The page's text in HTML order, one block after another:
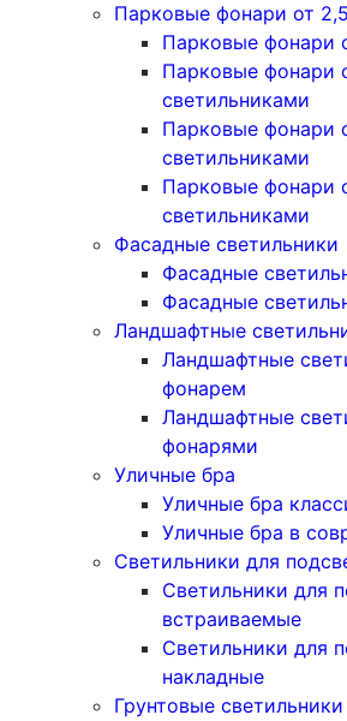
Парковые фонари от
Парковые фонари
Парковые фонари
светильниками
Парковые фонари
светильниками
Парковые фонари
светильниками
Фасадные светильники
Фасадные
Фасадные
Ландшафтные
Ландшафтные
фонарем
Ландшафтные
фонарями
Уличные бра
Уличные бра
Уличные бра в
Светильники для
Светильники для
встраиваемые
Светильники для
накладные
Грунтовые светильники